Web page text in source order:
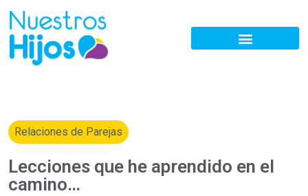
Relaciones de Parejas
Lecciones que he aprendido en el
camino…